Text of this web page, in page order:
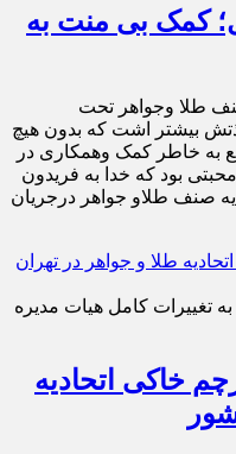
کمک بی منت به
طلا وجواهر تحت
بیشتر اشت که بدون هیچ
به خاطر کمک وهمکاری در
بود که خدا به فریدون
صنف طلاو جواهر درجریان
تغییرات کامل هیات مدیره
خاکی اتحادیه